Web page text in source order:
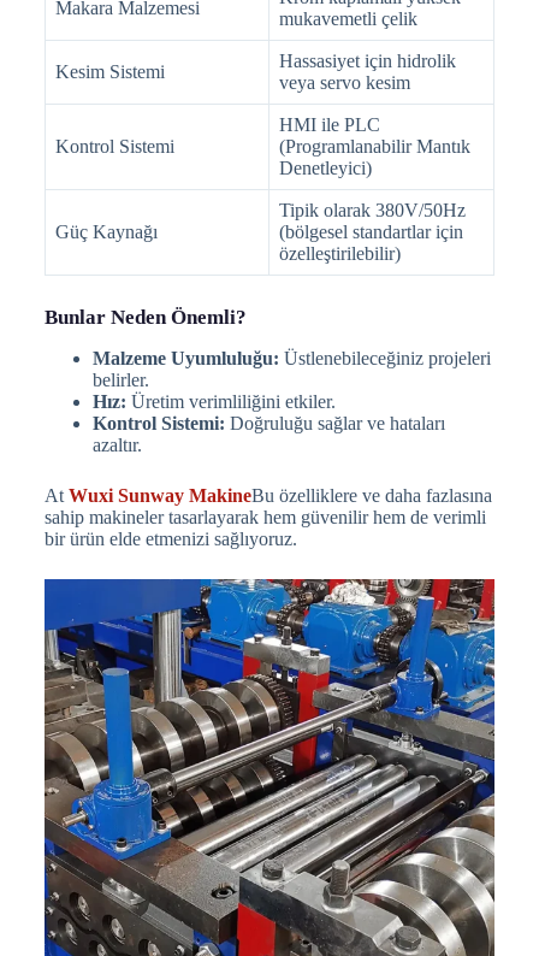
Makara Malzemesi
mukavemetli çelik
Kesim Sistemi
Hassasiyet için hidrolik
veya servo kesim
Kontrol Sistemi
HMI ile PLC
(Programlanabilir Mantık
Denetleyici)
Güç Kaynağı
Tipik olarak 380V/50Hz
(bölgesel standartlar için
özelleştirilebilir)
Bunlar Neden Önemli?
Malzeme Uyumluluğu: Üstlenebileceğiniz projeleri
belirler.
Hız: Üretim verimliliğini etkiler.
Kontrol Sistemi: Doğruluğu sağlar ve hataları
azaltır.
At Wuxi Sunway MakineBu özelliklere ve daha fazlasına
sahip makineler tasarlayarak hem güvenilir hem de verimli
bir ürün elde etmenizi sağlıyoruz.